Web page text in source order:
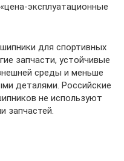
эксплуатационные
для спортивных
запчасти, устойчивые
среды и меньше
деталями. Российские
не используют
запчастей.